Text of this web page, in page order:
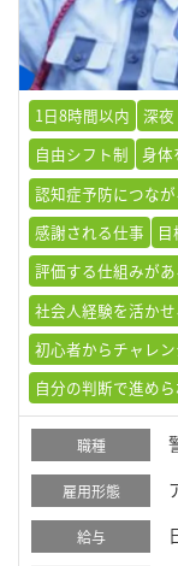
1日8時間以内 深
自由シフト制
身体
認知症予防につな
感謝される仕事
評価する仕組みが
社会人経験を活か
初心者からチャレ
自分の判断で進め
職種
雇用形態
給与